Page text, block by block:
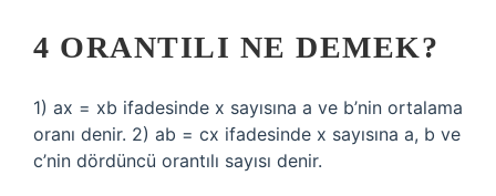
4 ORANTILI NE DEMEK?
1) ax = xb ifadesinde x sayısına a ve b’nin ortalama
oranı denir. 2) ab = cx ifadesinde x sayısına a, b ve
c’nin dördüncü orantılı sayısı denir.